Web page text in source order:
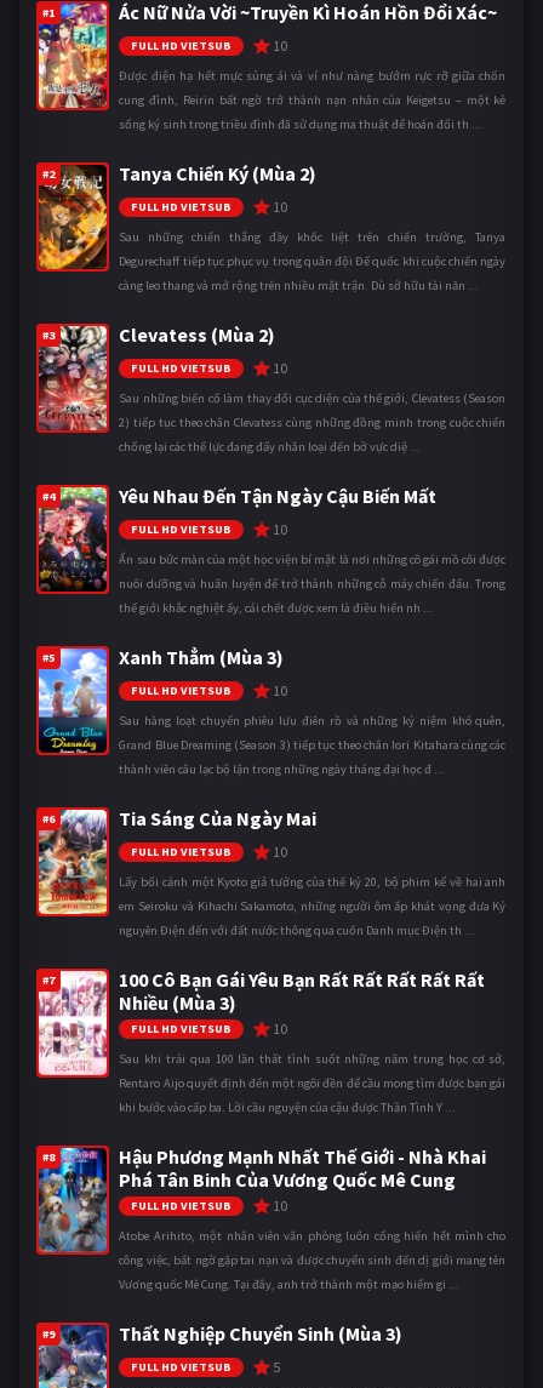
#1 Ác Nữ Nửa Vời ~Truyền Kì Hoán Hồn Đổi Xác~
FULL HD VIETSUB 10
Được điện hạ hết mực sủng ái và ví như nàng bướm rực rỡ giữa chốn
cung đình, Reirin bất ngờ trở thành nạn nhân của Keigetsu – một kẻ
sống ký sinh trong triều đình đã sử dụng ma thuật để hoán đổi th ...
#2 Tanya Chiến Ký (Mùa 2)
FULL HD VIETSUB 10
Sau những chiến thắng đầy khốc liệt trên chiến trường, Tanya
Degurechaff tiếp tục phục vụ trong quân đội Đế quốc khi cuộc chiến ngày
càng leo thang và mở rộng trên nhiều mặt trận. Dù sở hữu tài năn ...
#3 Clevatess (Mùa 2)
FULL HD VIETSUB 10
Sau những biến cố làm thay đổi cục diện của thế giới, Clevatess (Season
2) tiếp tục theo chân Clevatess cùng những đồng minh trong cuộc chiến
chống lại các thế lực đang đẩy nhân loại đến bờ vực diệ ...
#4 Yêu Nhau Đến Tận Ngày Cậu Biến Mất
FULL HD VIETSUB 10
Ẩn sau bức màn của một học viện bí mật là nơi những cô gái mồ côi được
nuôi dưỡng và huấn luyện để trở thành những cỗ máy chiến đấu. Trong
thế giới khắc nghiệt ấy, cái chết được xem là điều hiển nh ...
#5 Xanh Thẳm (Mùa 3)
FULL HD VIETSUB 10
Sau hàng loạt chuyến phiêu lưu điên rồ và những kỷ niệm khó quên,
Grand Blue Dreaming (Season 3) tiếp tục theo chân Iori Kitahara cùng các
thành viên câu lạc bộ lặn trong những ngày tháng đại học đ ...
#6 Tia Sáng Của Ngày Mai
FULL HD VIETSUB 10
Lấy bối cảnh một Kyoto giả tưởng của thế kỷ 20, bộ phim kể về hai anh
em Seiroku và Kihachi Sakamoto, những người ôm ấp khát vọng đưa Kỷ
nguyên Điện đến với đất nước thông qua cuốn Danh mục Điện th ...
#7
100 Cô Bạn Gái Yêu Bạn Rất Rất Rất Rất Rất
Nhiều (Mùa 3)
FULL HD VIETSUB 10
Sau khi trải qua 100 lần thất tình suốt những năm trung học cơ sở,
Rentaro Aijo quyết định đến một ngôi đền để cầu mong tìm được bạn gái
khi bước vào cấp ba. Lời cầu nguyện của cậu được Thần Tình Y ...
#8
Hậu Phương Mạnh Nhất Thế Giới - Nhà Khai
Phá Tân Binh Của Vương Quốc Mê Cung
FULL HD VIETSUB 10
Atobe Arihito, một nhân viên văn phòng luôn cống hiến hết mình cho
công việc, bất ngờ gặp tai nạn và được chuyển sinh đến dị giới mang tên
Vương quốc Mê Cung. Tại đây, anh trở thành một mạo hiểm gi ...
#9 Thất Nghiệp Chuyển Sinh (Mùa 3)
FULL HD VIETSUB 5